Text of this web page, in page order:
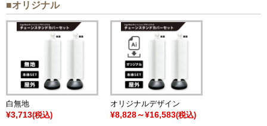
■オリジナル
白無地
¥3,713(税込)
オリジナルデザイン
¥8,828～¥16,583(税込)